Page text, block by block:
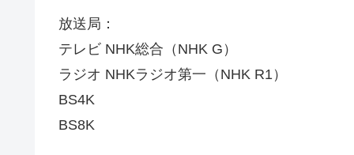
放送局：
テレビ NHK総合（NHK G）
ラジオ NHKラジオ第一（NHK R1）
BS4K
BS8K